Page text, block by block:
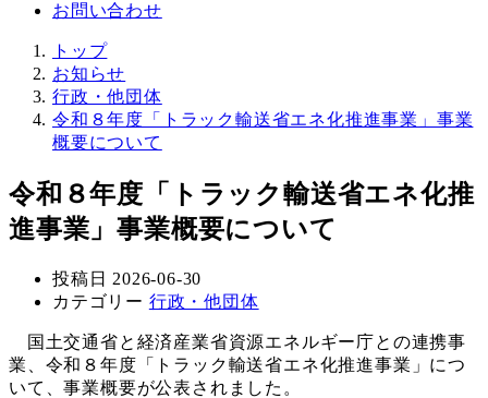
お問い合わせ
トップ
お知らせ
行政・他団体
令和８年度「トラック輸送省エネ化推進事業」事業
概要について
令和８年度「トラック輸送省エネ化推
進事業」事業概要について
投稿日 2026-06-30
カテゴリー 行政・他団体
国土交通省と経済産業省資源エネルギー庁との連携事
業、令和８年度「トラック輸送省エネ化推進事業」につ
いて、事業概要が公表されました。